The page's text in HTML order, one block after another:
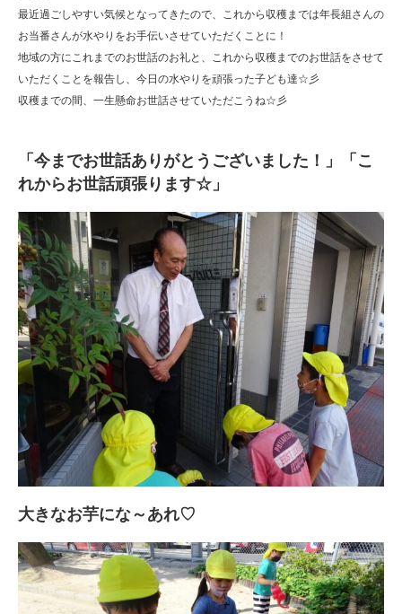
最近過ごしやすい気候となってきたので、これから収穫までは年長組さんの
お当番さんが水やりをお手伝いさせていただくことに！
地域の方にこれまでのお世話のお礼と、これから収穫までのお世話をさせて
いただくことを報告し、今日の水やりを頑張った子ども達☆彡
収穫までの間、一生懸命お世話させていただこうね☆彡
「今までお世話ありがとうございました！」「こ
れからお世話頑張ります☆」
大きなお芋にな～あれ♡